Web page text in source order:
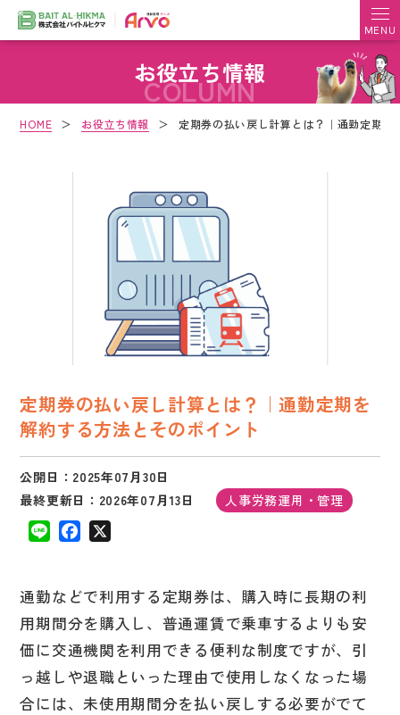
お役立ち情報
COLUMN
HOME ＞ お役立ち情報 ＞ 定期券の払い戻し計算とは？｜通勤定期
定期券の払い戻し計算とは？｜通勤定期を
解約する方法とそのポイント
公開日：2025年07月30日
最終更新日：2026年07月13日
人事労務運用・管理
L
e
F
a
e
b
o
o
k
通勤などで利用する定期券は、購入時に長期の利
用期間分を購入し、普通運賃で乗車するよりも安
価に交通機関を利用できる便利な制度ですが、引
っ越しや退職といった理由で使用しなくなった場
合には、未使用期間分を払い戻しする必要がでて